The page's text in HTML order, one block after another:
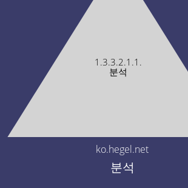
1.3.3.2.1.1.
분석
ko.hegel.net
분석